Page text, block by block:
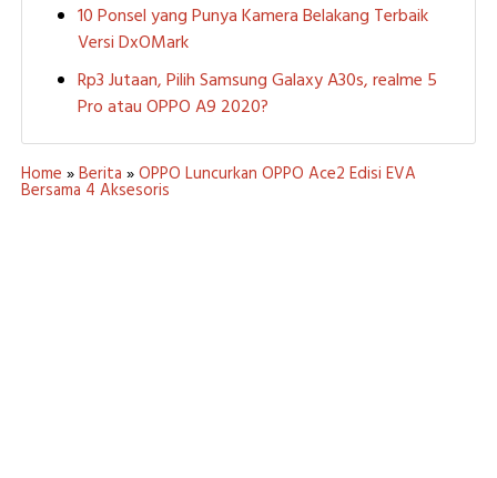
10 Ponsel yang Punya Kamera Belakang Terbaik
Versi DxOMark
Rp3 Jutaan, Pilih Samsung Galaxy A30s, realme 5
Pro atau OPPO A9 2020?
Home »Berita »OPPO Luncurkan OPPO Ace2 Edisi EVA
Bersama 4 Aksesoris